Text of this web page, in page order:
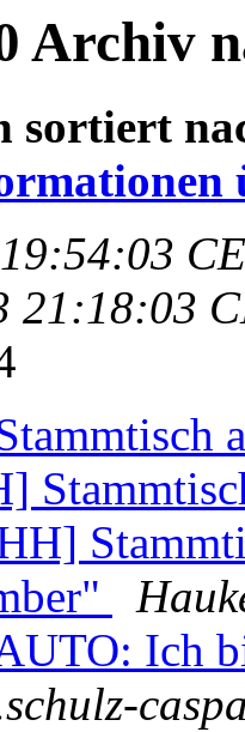
Archiv
sortiert
21:18:03
Ich